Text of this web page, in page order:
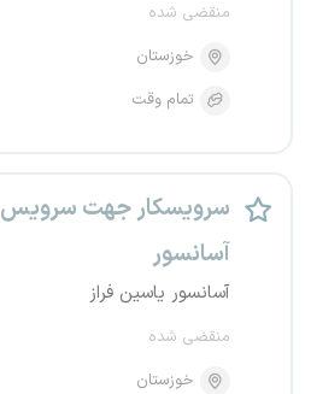
منقضی شده
خوزستان
تمام وقت
سرویسکار جهت سرویس
آسانسور
آسانسور یاسین فراز
منقضی شده
خوزستان